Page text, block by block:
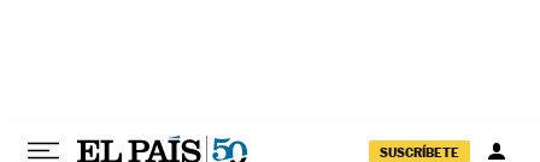
SUSCRÍBETE